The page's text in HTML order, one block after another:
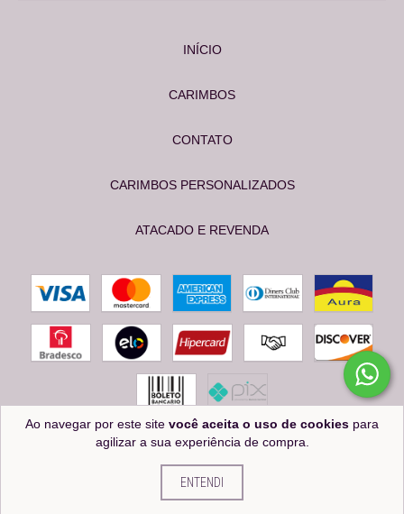
Ao navegar por este site você aceita o uso de cookies para
agilizar a sua experiência de compra.
ENTENDI
INÍCIO
CARIMBOS
CONTATO
CARIMBOS PERSONALIZADOS
ATACADO E REVENDA
Copyright OS CARIMBEIROS - 24574539000112 - 2026. Todos os direitos reservados.